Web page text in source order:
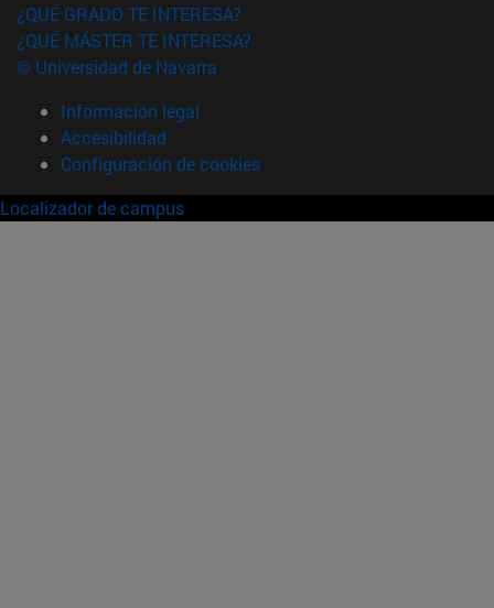
¿QUÉ GRADO TE INTERESA?
¿QUÉ MÁSTER TE INTERESA?
© Universidad de Navarra
Información legal
Accesibilidad
Configuración de cookies
Localizador de campus